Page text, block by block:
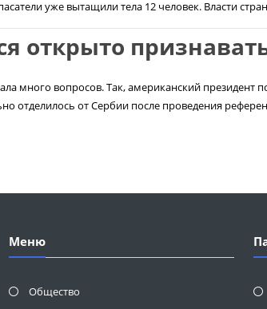
уже вытащили тела 12 человек. Власти
открыто
много вопросов. Так, американский президент
отделилось от Сербии после проведения
Меню
Общество